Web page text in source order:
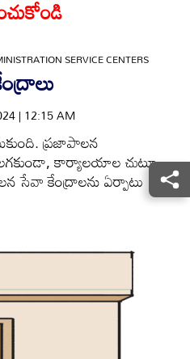
SERVICE CENTERS
| 12:15 AM
ప్రజాపాలన
కార్యాలయాల చుట్టూ
సేవా కేంద్రాలను ఏర్పాటు